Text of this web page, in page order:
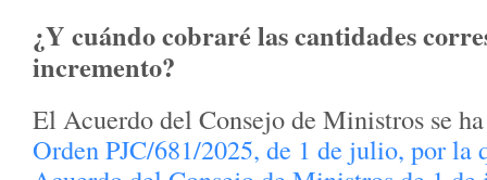
¿Y cuándo cobraré las cantidades
incremento?
El Acuerdo del Consejo de Ministros se
Orden PJC/681/2025, de 1 de julio, por la